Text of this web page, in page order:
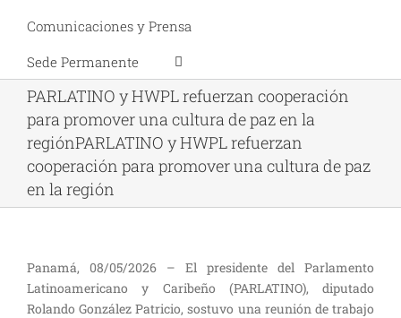
Comunicaciones y Prensa
Sede Permanente
PARLATINO y HWPL refuerzan cooperación
para promover una cultura de paz en la
regiónPARLATINO y HWPL refuerzan
cooperación para promover una cultura de paz
en la región
Panamá, 08/05/2026 – El presidente del Parlamento
Latinoamericano y Caribeño (PARLATINO), diputado
Rolando González Patricio, sostuvo una reunión de trabajo